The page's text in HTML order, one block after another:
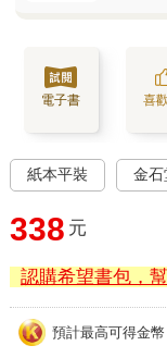
電子書 喜
紙本平裝 金石
338 元
認購希望書包，
預計最高可得金幣